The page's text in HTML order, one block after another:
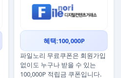
혜택:100,000P
파일노리 무료쿠폰은 회원가입
없이도 누구나 받을 수 있는
100,000P 적립금 쿠폰입니다.